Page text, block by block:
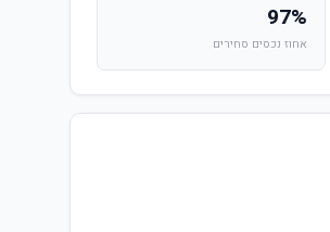
97%
אחוז נכסים סחירים